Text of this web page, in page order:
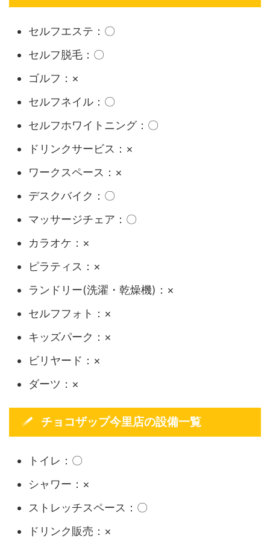
セルフエステ：〇
セルフ脱毛：〇
ゴルフ：×
セルフネイル：〇
セルフホワイトニング：〇
ドリンクサービス：×
ワークスペース：×
デスクバイク：〇
マッサージチェア：〇
カラオケ：×
ピラティス：×
ランドリー(洗濯・乾燥機)：×
セルフフォト：×
キッズパーク：×
ビリヤード：×
ダーツ：×
チョコザップ今里店の設備一覧
トイレ：〇
シャワー：×
ストレッチスペース：〇
ドリンク販売：×